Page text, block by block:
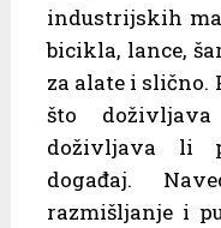
industrijskih
bicikla, lance,
za alate i slično.
što
doživljava li
događaj.
razmišljanje i